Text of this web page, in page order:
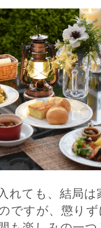
れても、結局
ですが、懲り